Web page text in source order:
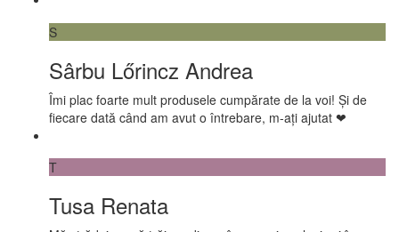
S
Sârbu Lőrincz Andrea
Îmi plac foarte mult produsele cumpărate de la voi! Și de
fiecare dată când am avut o întrebare, m-ați ajutat ❤
T
Tusa Renata